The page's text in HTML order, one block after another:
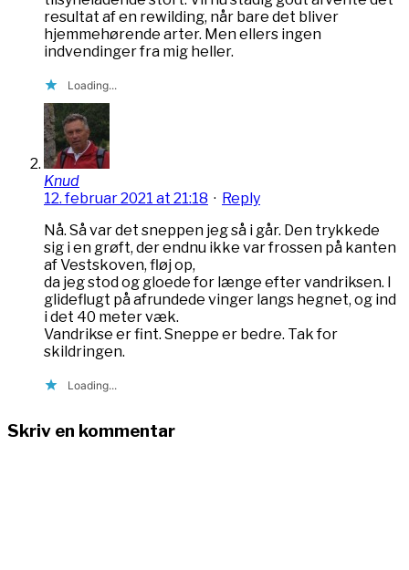
resultat af en rewilding, når bare det bliver
hjemmehørende arter. Men ellers ingen
indvendinger fra mig heller.
Loading...
Knud
12. februar 2021 at 21:18 · Reply
Nå. Så var det sneppen jeg så i går. Den trykkede
sig i en grøft, der endnu ikke var frossen på kanten
af Vestskoven, fløj op,
da jeg stod og gloede for længe efter vandriksen. I
glideflugt på afrundede vinger langs hegnet, og ind
i det 40 meter væk.
Vandrikse er fint. Sneppe er bedre. Tak for
skildringen.
Loading...
Skriv en kommentar